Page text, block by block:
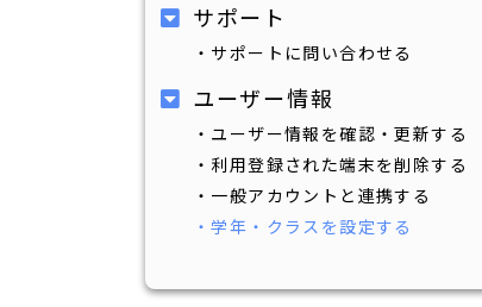
サポート
・サポートに問い合わせる
ユーザー情報
・ユーザー情報を確認・更新する
・利用登録された端末を削除する
・一般アカウントと連携する
・学年・クラスを設定する